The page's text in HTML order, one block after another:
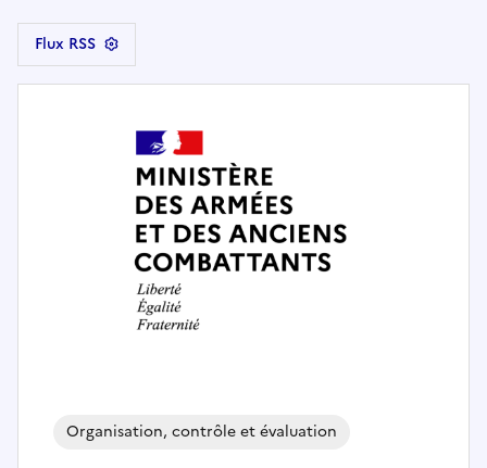
Flux RSS
Organisation, contrôle et évaluation